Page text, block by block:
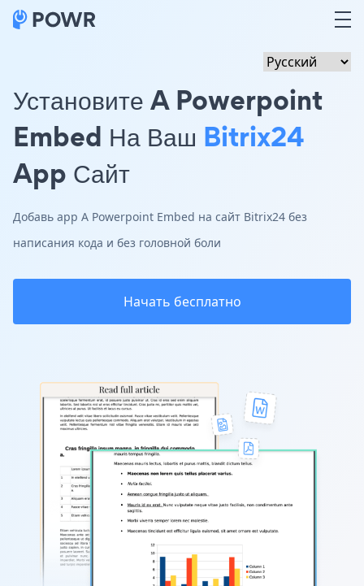
Установите A Powerpoint
Embed На Ваш Bitrix24
App Сайт
Добавь app A Powerpoint Embed на сайт Bitrix24 без
написания кода и без головной боли
Начать бесплатно